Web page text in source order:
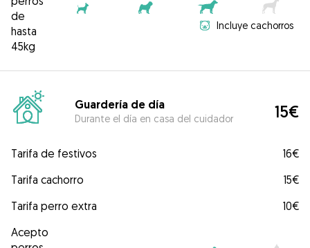
de
hasta
45kg
Incluye cachorros
Guardería de día
Durante el día en casa del cuidador 15€
Tarifa de festivos
16€
Tarifa cachorro
15€
Tarifa perro extra
10€
Acepto